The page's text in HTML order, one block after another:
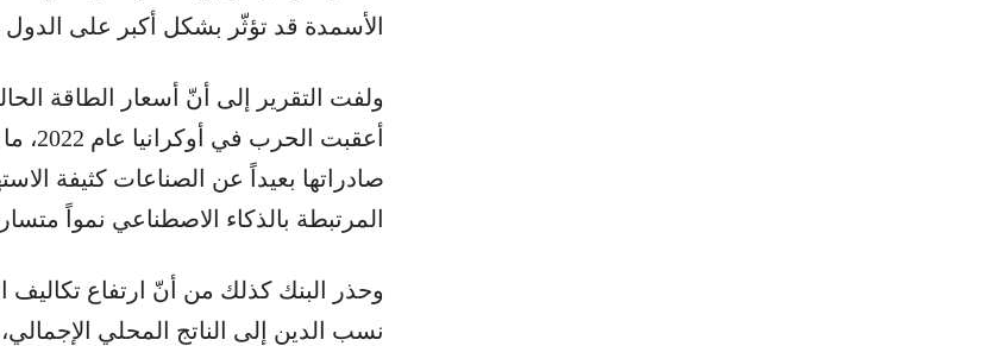
الأسمدة قد تؤثّر بشكل أكبر على
ولفت التقرير إلى أنّ أسعار الطاقة
صادراتها بعيداً عن الصناعات كثيفة
المرتبطة بالذكاء الاصطناعي نمواً
وحذر البنك كذلك من أنّ ارتفاع
نسب الدين إلى الناتج المحلي